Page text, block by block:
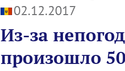
02.12.2017
Из-за
произошло